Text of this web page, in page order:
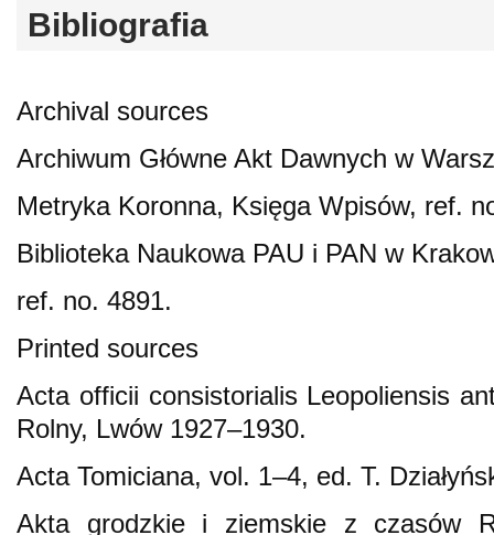
Bibliografia
Archival sources
Archiwum Główne Akt Dawnych w
Metryka Koronna, Księga Wpisów, ref.
Biblioteka Naukowa PAU i PAN w
ref. no. 4891.
Printed sources
Acta officii consistorialis Leopoliensis
Rolny, Lwów 1927–1930.
Acta Tomiciana, vol. 1–4, ed. T.
Akta grodzkie i ziemskie z czasów